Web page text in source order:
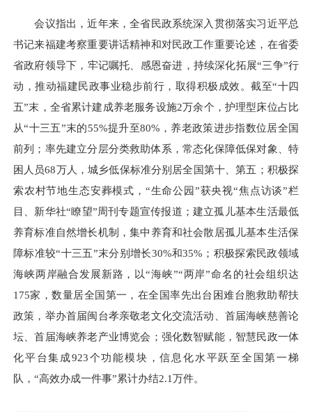
会议指出，近年来，全省民政系统深入贯彻落实习近平总
书记来福建考察重要讲话精神和对民政工作重要论述，在省委
省政府领导下，牢记嘱托、感恩奋进，持续深化拓展“三争”行
动，推动福建民政事业稳步前行，取得积极成效。截至“十四
五”末，全省累计建成养老服务设施2万余个，护理型床位占比
从“十三五”末的55%提升至80%，养老政策进步指数位居全国
前列；率先建立分层分类救助体系，常态化保障低保对象、特
困人员68万人，城乡低保标准分别居全国第十、第五；积极探
索农村节地生态安葬模式，“生命公园”获央视“焦点访谈”栏
目、新华社“瞭望”周刊专题宣传报道；建立孤儿基本生活最低
养育标准自然增长机制，集中养育和社会散居孤儿基本生活保
障标准较“十三五”末分别增长30%和35%；积极探索民政领域
海峡两岸融合发展新路，以“海峡”“两岸”命名的社会组织达
175家，数量居全国第一，在全国率先出台困难台胞救助帮扶
政策，举办首届闽台孝亲敬老文化交流活动、首届海峡慈善论
坛、首届海峡养老产业博览会；强化数智赋能，智慧民政一体
化平台集成923个功能模块，信息化水平跃至全国第一梯
队，“高效办成一件事”累计办结2.1万件。